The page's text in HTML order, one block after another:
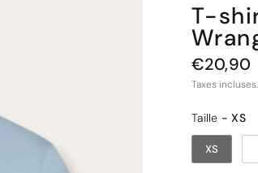
T-
€20,90
Taxes incluses.
Taille
Taille - XS
XS